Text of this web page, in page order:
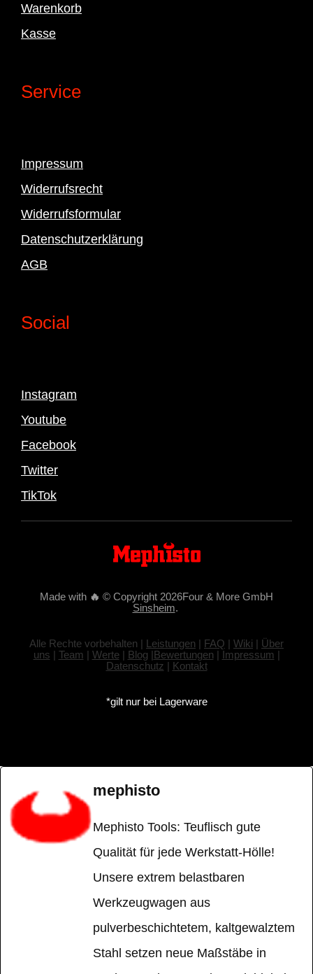
Warenkorb
Kasse
Service
Impressum
Widerrufsrecht
Widerrufsformular
Datenschutzerklärung
AGB
Social
Instagram
Youtube
Facebook
Twitter
TikTok
Made with 🔥 © Copyright 2026Four & More GmbH
Sinsheim.
Alle Rechte vorbehalten | Leistungen | FAQ | Wiki | Über
uns | Team | Werte| Blog |Bewertungen | Impressum |
Datenschutz | Kontakt
*gilt nur bei Lagerware
mephisto
Mephisto Tools: Teuflisch gute
Qualität für jede Werkstatt-Hölle!
Unsere extrem belastbaren
Werkzeugwagen aus
pulverbeschichtetem, kaltgewalztem
Stahl setzen neue Maßstäbe in